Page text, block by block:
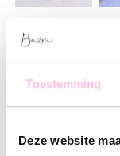
Toestemming
Deze website
Beaded
facets -
€ 13.95
Groen